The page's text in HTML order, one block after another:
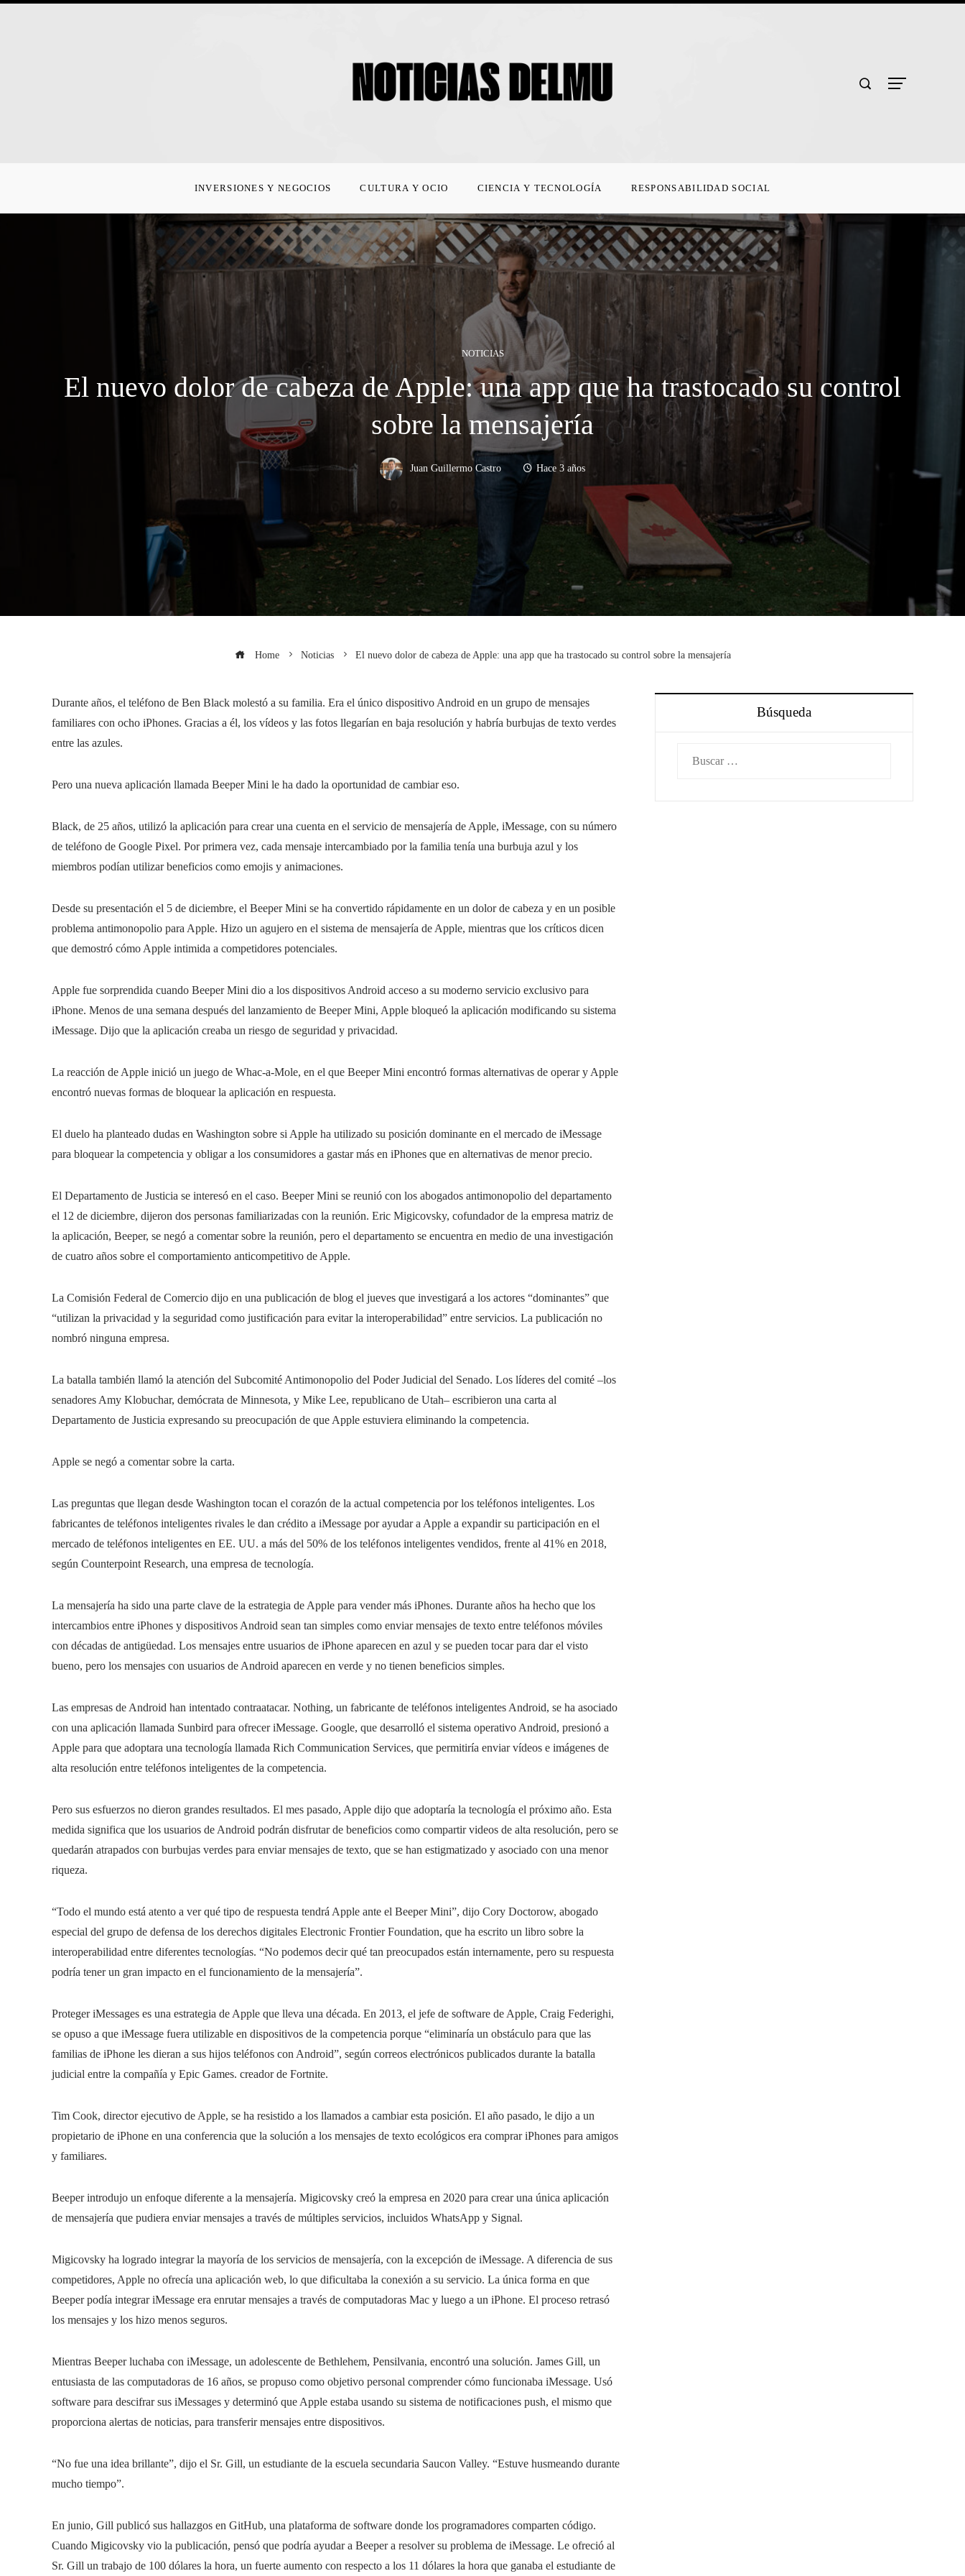
INVERSIONES Y NEGOCIOS CULTURA Y OCIO CIENCIA Y TECNOLOGÍA RESPONSABILIDAD SOCIAL
NOTICIAS
El nuevo dolor de cabeza de Apple: una app que ha trastocado su control
sobre la mensajería
Juan Guillermo Castro Hace 3 años
Home Noticias El nuevo dolor de cabeza de Apple: una app que ha trastocado su control sobre la mensajería
Durante años, el teléfono de Ben Black molestó a su familia. Era el único dispositivo Android en un grupo de mensajes
familiares con ocho iPhones. Gracias a él, los vídeos y las fotos llegarían en baja resolución y habría burbujas de texto verdes
entre las azules.
Pero una nueva aplicación llamada Beeper Mini le ha dado la oportunidad de cambiar eso.
Black, de 25 años, utilizó la aplicación para crear una cuenta en el servicio de mensajería de Apple, iMessage, con su número
de teléfono de Google Pixel. Por primera vez, cada mensaje intercambiado por la familia tenía una burbuja azul y los
miembros podían utilizar beneficios como emojis y animaciones.
Desde su presentación el 5 de diciembre, el Beeper Mini se ha convertido rápidamente en un dolor de cabeza y en un posible
problema antimonopolio para Apple. Hizo un agujero en el sistema de mensajería de Apple, mientras que los críticos dicen
que demostró cómo Apple intimida a competidores potenciales.
Apple fue sorprendida cuando Beeper Mini dio a los dispositivos Android acceso a su moderno servicio exclusivo para
iPhone. Menos de una semana después del lanzamiento de Beeper Mini, Apple bloqueó la aplicación modificando su sistema
iMessage. Dijo que la aplicación creaba un riesgo de seguridad y privacidad.
La reacción de Apple inició un juego de Whac-a-Mole, en el que Beeper Mini encontró formas alternativas de operar y Apple
encontró nuevas formas de bloquear la aplicación en respuesta.
El duelo ha planteado dudas en Washington sobre si Apple ha utilizado su posición dominante en el mercado de iMessage
para bloquear la competencia y obligar a los consumidores a gastar más en iPhones que en alternativas de menor precio.
El Departamento de Justicia se interesó en el caso. Beeper Mini se reunió con los abogados antimonopolio del departamento
el 12 de diciembre, dijeron dos personas familiarizadas con la reunión. Eric Migicovsky, cofundador de la empresa matriz de
la aplicación, Beeper, se negó a comentar sobre la reunión, pero el departamento se encuentra en medio de una investigación
de cuatro años sobre el comportamiento anticompetitivo de Apple.
La Comisión Federal de Comercio dijo en una publicación de blog el jueves que investigará a los actores “dominantes” que
“utilizan la privacidad y la seguridad como justificación para evitar la interoperabilidad” entre servicios. La publicación no
nombró ninguna empresa.
La batalla también llamó la atención del Subcomité Antimonopolio del Poder Judicial del Senado. Los líderes del comité –los
senadores Amy Klobuchar, demócrata de Minnesota, y Mike Lee, republicano de Utah– escribieron una carta al
Departamento de Justicia expresando su preocupación de que Apple estuviera eliminando la competencia.
Apple se negó a comentar sobre la carta.
Las preguntas que llegan desde Washington tocan el corazón de la actual competencia por los teléfonos inteligentes. Los
fabricantes de teléfonos inteligentes rivales le dan crédito a iMessage por ayudar a Apple a expandir su participación en el
mercado de teléfonos inteligentes en EE. UU. a más del 50% de los teléfonos inteligentes vendidos, frente al 41% en 2018,
según Counterpoint Research, una empresa de tecnología.
La mensajería ha sido una parte clave de la estrategia de Apple para vender más iPhones. Durante años ha hecho que los
intercambios entre iPhones y dispositivos Android sean tan simples como enviar mensajes de texto entre teléfonos móviles
con décadas de antigüedad. Los mensajes entre usuarios de iPhone aparecen en azul y se pueden tocar para dar el visto
bueno, pero los mensajes con usuarios de Android aparecen en verde y no tienen beneficios simples.
Las empresas de Android han intentado contraatacar. Nothing, un fabricante de teléfonos inteligentes Android, se ha asociado
con una aplicación llamada Sunbird para ofrecer iMessage. Google, que desarrolló el sistema operativo Android, presionó a
Apple para que adoptara una tecnología llamada Rich Communication Services, que permitiría enviar vídeos e imágenes de
alta resolución entre teléfonos inteligentes de la competencia.
Pero sus esfuerzos no dieron grandes resultados. El mes pasado, Apple dijo que adoptaría la tecnología el próximo año. Esta
medida significa que los usuarios de Android podrán disfrutar de beneficios como compartir videos de alta resolución, pero se
quedarán atrapados con burbujas verdes para enviar mensajes de texto, que se han estigmatizado y asociado con una menor
riqueza.
“Todo el mundo está atento a ver qué tipo de respuesta tendrá Apple ante el Beeper Mini”, dijo Cory Doctorow, abogado
especial del grupo de defensa de los derechos digitales Electronic Frontier Foundation, que ha escrito un libro sobre la
interoperabilidad entre diferentes tecnologías. “No podemos decir qué tan preocupados están internamente, pero su respuesta
podría tener un gran impacto en el funcionamiento de la mensajería”.
Proteger iMessages es una estrategia de Apple que lleva una década. En 2013, el jefe de software de Apple, Craig Federighi,
se opuso a que iMessage fuera utilizable en dispositivos de la competencia porque “eliminaría un obstáculo para que las
familias de iPhone les dieran a sus hijos teléfonos con Android”, según correos electrónicos publicados durante la batalla
judicial entre la compañía y Epic Games. creador de Fortnite.
Tim Cook, director ejecutivo de Apple, se ha resistido a los llamados a cambiar esta posición. El año pasado, le dijo a un
propietario de iPhone en una conferencia que la solución a los mensajes de texto ecológicos era comprar iPhones para amigos
y familiares.
Beeper introdujo un enfoque diferente a la mensajería. Migicovsky creó la empresa en 2020 para crear una única aplicación
de mensajería que pudiera enviar mensajes a través de múltiples servicios, incluidos WhatsApp y Signal.
Migicovsky ha logrado integrar la mayoría de los servicios de mensajería, con la excepción de iMessage. A diferencia de sus
competidores, Apple no ofrecía una aplicación web, lo que dificultaba la conexión a su servicio. La única forma en que
Beeper podía integrar iMessage era enrutar mensajes a través de computadoras Mac y luego a un iPhone. El proceso retrasó
los mensajes y los hizo menos seguros.
Mientras Beeper luchaba con iMessage, un adolescente de Bethlehem, Pensilvania, encontró una solución. James Gill, un
entusiasta de las computadoras de 16 años, se propuso como objetivo personal comprender cómo funcionaba iMessage. Usó
software para descifrar sus iMessages y determinó que Apple estaba usando su sistema de notificaciones push, el mismo que
proporciona alertas de noticias, para transferir mensajes entre dispositivos.
“No fue una idea brillante”, dijo el Sr. Gill, un estudiante de la escuela secundaria Saucon Valley. “Estuve husmeando durante
mucho tiempo”.
En junio, Gill publicó sus hallazgos en GitHub, una plataforma de software donde los programadores comparten código.
Cuando Migicovsky vio la publicación, pensó que podría ayudar a Beeper a resolver su problema de iMessage. Le ofreció al
Sr. Gill un trabajo de 100 dólares la hora, un fuerte aumento con respecto a los 11 dólares la hora que ganaba el estudiante de
Búsqueda